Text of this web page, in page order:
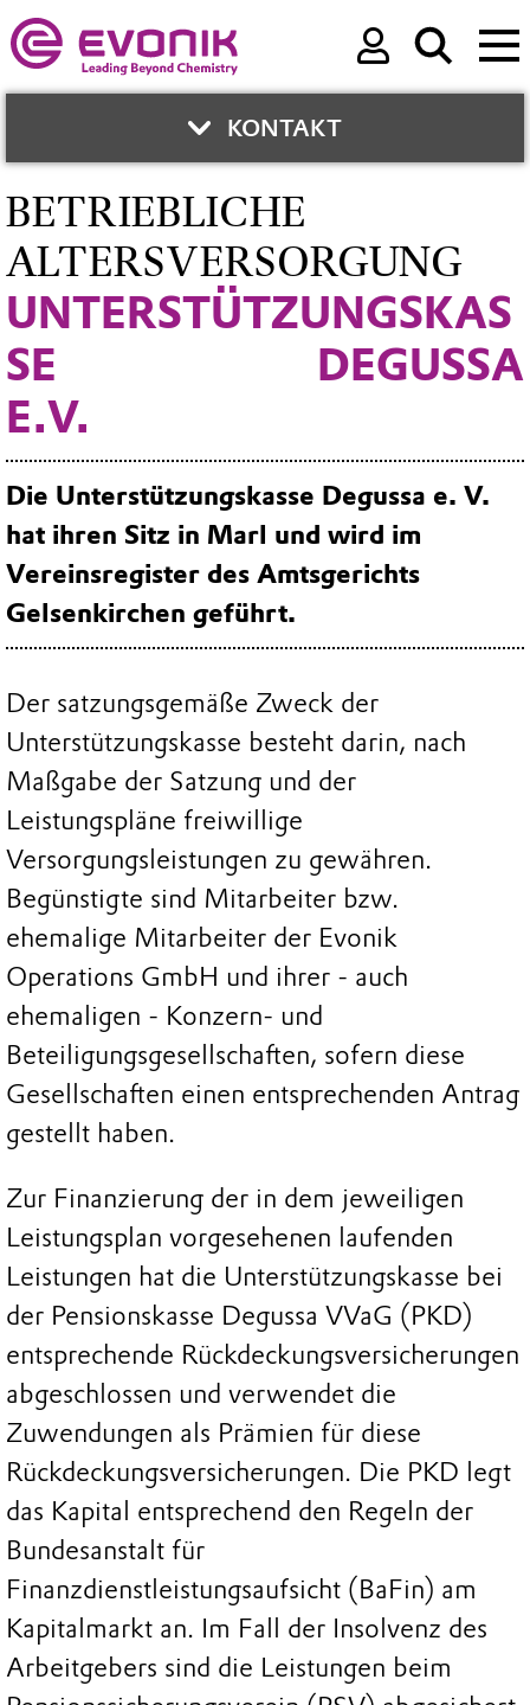
KONTAKT
KONTAKT
Altersversorgung
Service-Zeiten Montag bis Freitag 9 - 13 Uhr
Telefon:
Contact Form
BETRIEBLICHE
ALTERSVERSORGUNG
UNTERSTÜTZUNGSKAS
SE DEGUSSA
E.V.
Die Unterstützungskasse Degussa e. V.
hat ihren Sitz in Marl und wird im
Vereinsregister des Amtsgerichts
Gelsenkirchen geführt.
Der satzungsgemäße Zweck der
Unterstützungskasse besteht darin, nach
Maßgabe der Satzung und der
Leistungspläne freiwillige
Versorgungsleistungen zu gewähren.
Begünstigte sind Mitarbeiter bzw.
ehemalige Mitarbeiter der Evonik
Operations GmbH und ihrer - auch
ehemaligen - Konzern- und
Beteiligungsgesellschaften, sofern diese
Gesellschaften einen entsprechenden Antrag
gestellt haben.
Zur Finanzierung der in dem jeweiligen
Leistungsplan vorgesehenen laufenden
Leistungen hat die Unterstützungskasse bei
der Pensionskasse Degussa VVaG (PKD)
entsprechende Rückdeckungsversicherungen
abgeschlossen und verwendet die
Zuwendungen als Prämien für diese
Rückdeckungsversicherungen. Die PKD legt
das Kapital entsprechend den Regeln der
Bundesanstalt für
Finanzdienstleistungsaufsicht (BaFin) am
Kapitalmarkt an. Im Fall der Insolvenz des
Arbeitgebers sind die Leistungen beim